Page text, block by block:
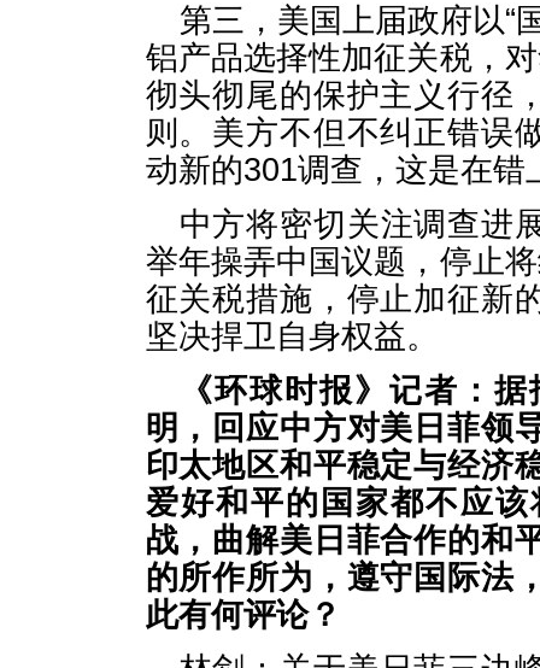
第三，美国上届政府以“
铝产品选择性加征关税，
彻头彻尾的保护主义行径
则。美方不但不纠正错误
动新的301调查，这是在错
中方将密切关注调查进
举年操弄中国议题，停止
征关税措施，停止加征新
坚决捍卫自身权益。
《环球时报》记者：
明，回应中方对美日菲领
印太地区和平稳定与经济
爱好和平的国家都不应
战，曲解美日菲合作的和
的所作所为，遵守国际法
此有何评论？